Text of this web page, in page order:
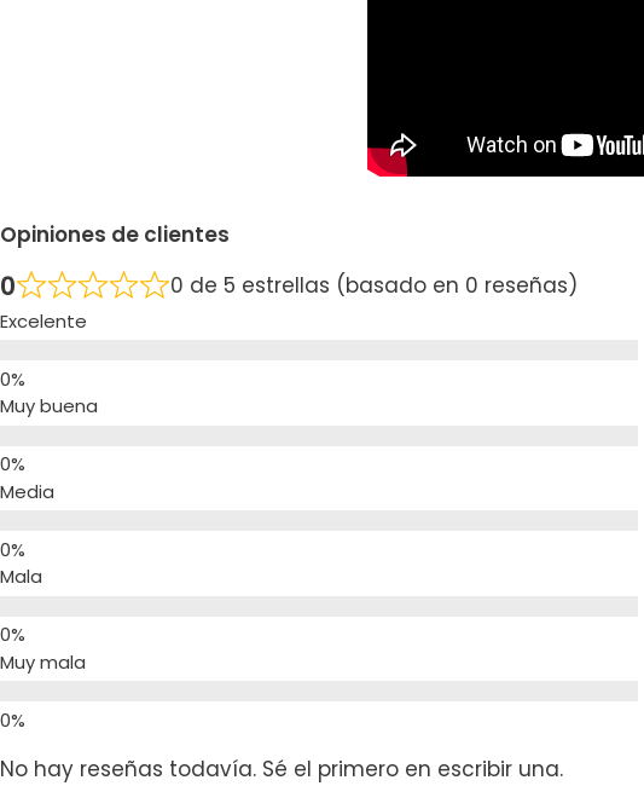
Opiniones de clientes
0 0 de 5 estrellas (basado en 0 reseñas)
Excelente
Muy buena
Media
Mala
Muy mala
No hay reseñas todavía. Sé el primero en escribir una.